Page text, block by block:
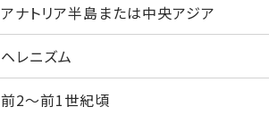
アナトリア半島または中央アジア
ヘレニズム
前2～前1世紀頃